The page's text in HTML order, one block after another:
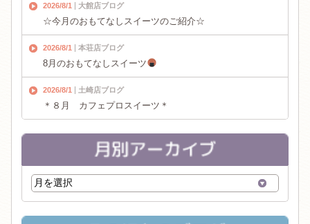
2026/8/1 大館店ブログ
☆今月のおもてなしスイーツのご紹介☆
2026/8/1 本荘店ブログ
8月のおもてなしスイーツ
2026/8/1 土崎店ブログ
＊８月 カフェプロスイーツ＊